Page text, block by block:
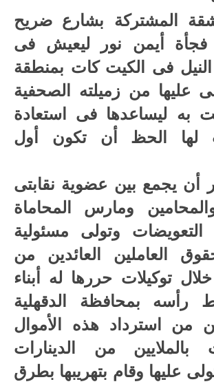
المشتركة بشارع ضريح
أيمن نور ليعيش فى
فى الكيت كات بمنطقة
عليها من زميلته الصحفية
به ليساعدها فى استعادة
لها الحظ أن تكون أول
أن يجمع بين عضوية نقابتى
ومارس المحاماة
وتولى مسئولية
العاملين العائدين من
توكيلات حررها له أبناء
رأسه بمحافظة الدقهلية
من استرداد هذه الأموال
من الدينارات
عليها وقام بتهريبها بطرق